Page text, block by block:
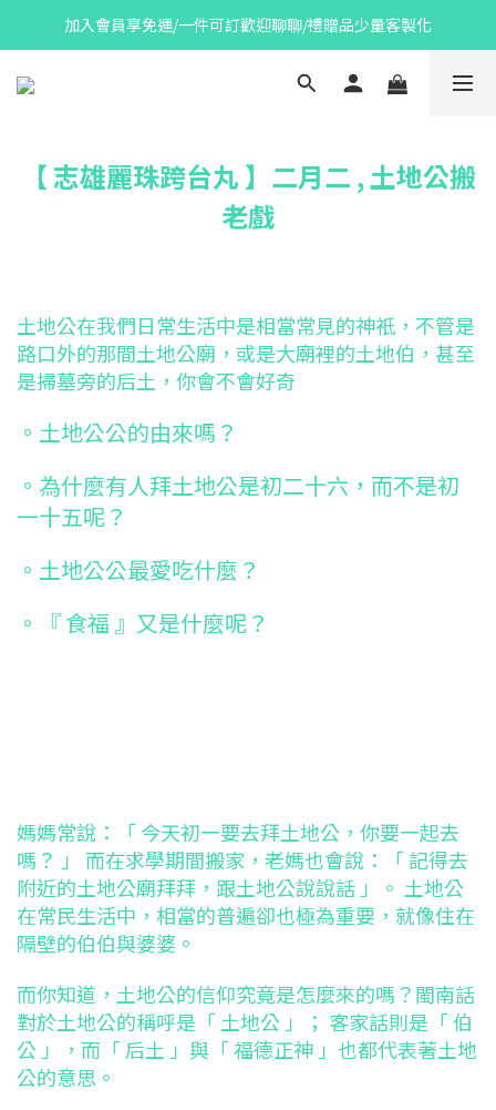
加入會員享免運/一件可訂歡迎聊聊/禮贈品少量客製化
【 志雄麗珠跨台丸 】二月二 , 土地公搬
老戲
土地公在我們日常生活中是相當常見的神祇，不管是
路口外的那間土地公廟，或是大廟裡的土地伯，甚至
是掃墓旁的后土，你會不會好奇
。土地公公的由來嗎？
。為什麼有人拜土地公是初二十六，而不是初
一十五呢？
。土地公公最愛吃什麼？
。『 食福 』又是什麼呢？
媽媽常說：「 今天初一要去拜土地公，你要一起去
嗎？ 」 而在求學期間搬家，老媽也會說：「 記得去
附近的土地公廟拜拜，跟土地公說說話 」。 土地公
在常民生活中，相當的普遍卻也極為重要，就像住在
隔壁的伯伯與婆婆。
而你知道，土地公的信仰究竟是怎麼來的嗎？閩南話
對於土地公的稱呼是「 土地公 」； 客家話則是「 伯
公 」，而「 后土 」與「 福德正神 」也都代表著土地
公的意思。